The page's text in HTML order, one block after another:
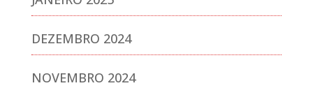
DEZEMBRO 2024
NOVEMBRO 2024